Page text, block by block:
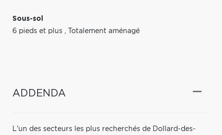
Sous-sol
6 pieds et plus , Totalement aménagé
ADDENDA
L'un des secteurs les plus recherchés de Dollard-des-